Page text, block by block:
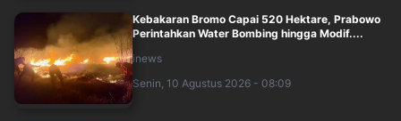
Kebakaran Bromo Capai 520 Hektare, Prabowo
Perintahkan Water Bombing hingga Modif....
inews
Senin, 10 Agustus 2026 - 08:09